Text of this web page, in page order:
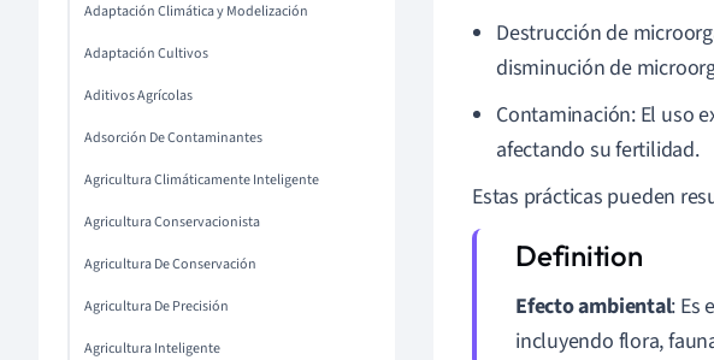
Adaptación Climática y Modelización
Adaptación Cultivos
Aditivos Agrícolas
Adsorción De Contaminantes
Agricultura Climáticamente Inteligente
Agricultura Conservacionista
Agricultura De Conservación
Agricultura De Precisión
Agricultura Inteligente
Destrucción de
disminución de
Contaminación: El uso
afectando su fertilidad.
Estas prácticas pueden
Efecto ambiental: Es
incluyendo flora,